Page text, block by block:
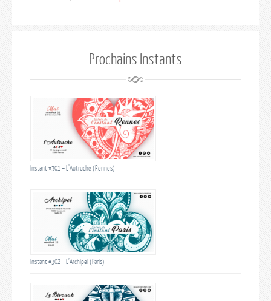
Prochains Instants
Instant #301 – L’Autruche (Rennes)
Instant #302 – L’Archipel (Paris)